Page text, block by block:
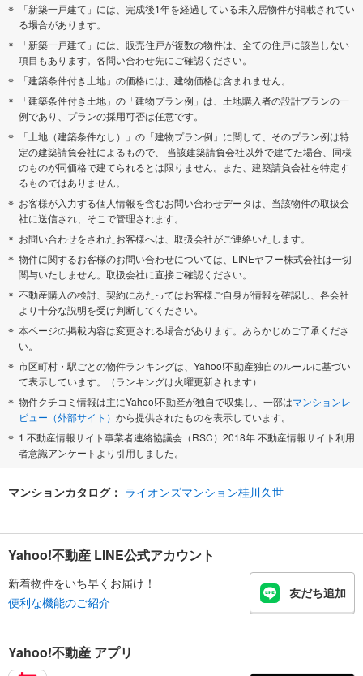
「新築一戸建て」には、完成後1年を経過している未入居物件が掲載されてい
る場合があります。
「新築一戸建て」には、販売住戸が複数の物件は、全ての住戸に該当しない
項目もあります。各問い合わせ先にご確認ください。
「建築条件付き土地」の価格には、建物価格は含まれません。
「建築条件付き土地」の「建物プラン例」は、土地購入者の設計プランの一
例であり、プランの採用可否は任意です。
「土地（建築条件なし）」の「建物プラン例」に関して、そのプラン例は特
定の建築請負会社によるもので、 当該建築請負会社以外で建てた場合、同様
のものが同価格で建てられるとは限りません。また、建築請負会社を特定す
るものではありません。
お客様が入力する個人情報を含むお問い合わせデータは、当該物件の取扱会
社に送信され、そこで管理されます。
お問い合わせをされたお客様へは、取扱会社がご連絡いたします。
物件に関するお客様のお問い合わせについては、LINEヤフー株式会社は一切
関与いたしません。取扱会社に直接ご確認ください。
不動産購入の検討、契約にあたってはお客様ご自身が情報を確認し、各会社
より十分な説明を受け判断してください。
本ページの掲載内容は変更される場合があります。あらかじめご了承くださ
い。
市区町村・駅ごとの物件ランキングは、Yahoo!不動産独自のルールに基づい
て表示しています。（ランキングは火曜更新されます）
物件クチコミ情報は主にYahoo!不動産が独自で収集し、一部はマンションレ
ビュー（外部サイト） から提供されたものを表示しています。
1 不動産情報サイト事業者連絡協議会（RSC）2018年 不動産情報サイト利用
者意識アンケートより引用しました。
マンションカタログ： ライオンズマンション桂川久世
Yahoo!不動産 LINE公式アカウント
新着物件をいち早くお届け！
便利な機能のご紹介
友だち追加
Yahoo!不動産 アプリ